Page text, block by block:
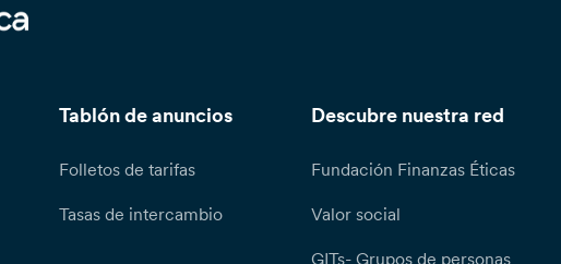
Tablón de anuncios
Folletos de tarifas
Tasas de intercambio
Descubre nuestra red
Fundación Finanzas Éticas
Valor social
GITs- Grupos de personas